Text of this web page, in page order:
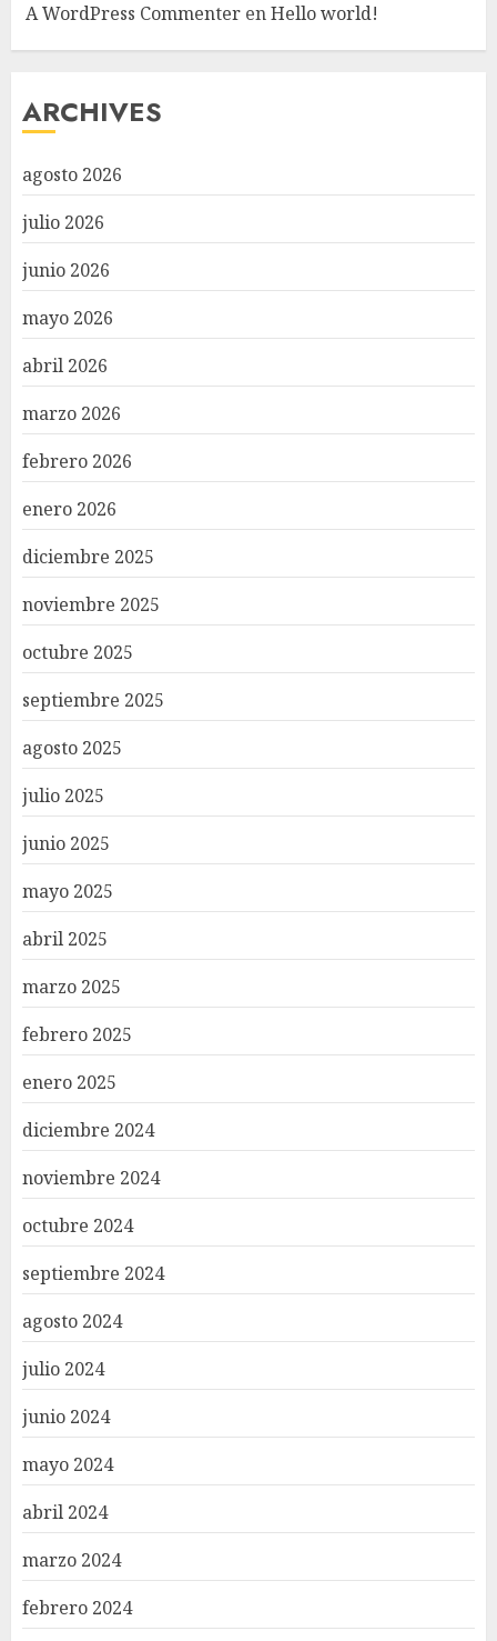
A WordPress Commenter enHello world!
ARCHIVES
agosto 2026
julio 2026
junio 2026
mayo 2026
abril 2026
marzo 2026
febrero 2026
enero 2026
diciembre 2025
noviembre 2025
octubre 2025
septiembre 2025
agosto 2025
julio 2025
junio 2025
mayo 2025
abril 2025
marzo 2025
febrero 2025
enero 2025
diciembre 2024
noviembre 2024
octubre 2024
septiembre 2024
agosto 2024
julio 2024
junio 2024
mayo 2024
abril 2024
marzo 2024
febrero 2024